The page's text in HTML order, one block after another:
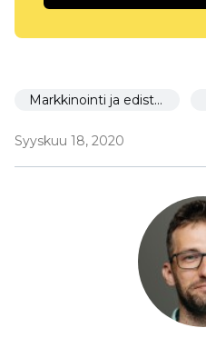
Markkinointi ja edistäminen
Syyskuu 18, 2020